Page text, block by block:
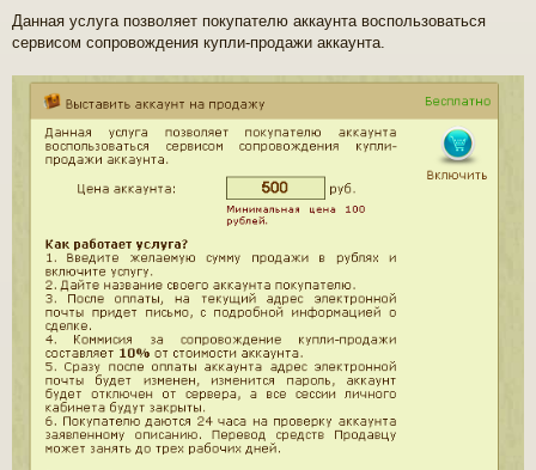
s
t
Данная услуга позволяет покупателю аккаунта воспользоваться
сервисом сопровождения купли-продажи аккаунта.